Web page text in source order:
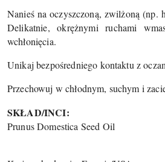
Nanieś na oczyszczoną, zwilżoną (np.
Delikatnie, okrężnymi ruchami
wchłonięcia.
Unikaj bezpośredniego kontaktu z
Przechowuj w chłodnym, suchym i
SKŁAD/INCI:
Prunus Domestica Seed Oil